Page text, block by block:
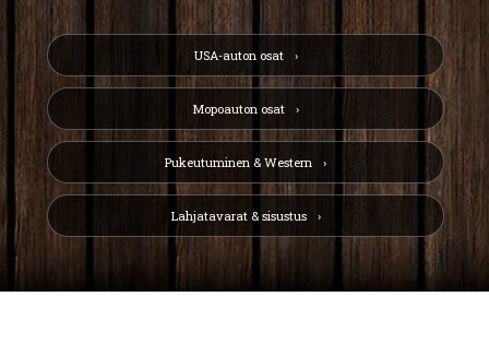
USA-auton osat
Mopoauton osat
Pukeutuminen & Western
Lahjatavarat & sisustus